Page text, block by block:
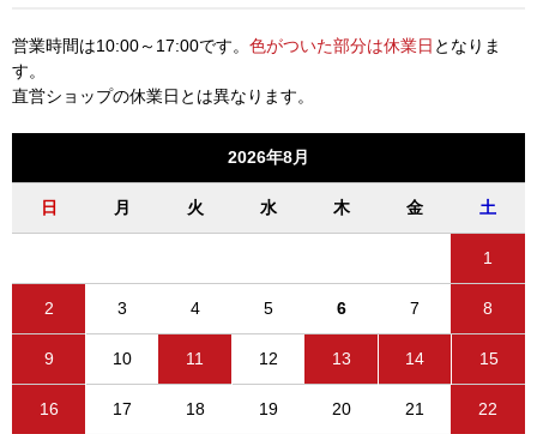
営業時間は10:00～17:00です。 色がついた部分は休業日 となりま
す。
直営ショップの休業日とは異なります。
2026年8月
日 月 火 水 木 金 土
1
2 3 4 5 6 7 8
9 10 11 12 13 14 15
16 17 18 19 20 21 22